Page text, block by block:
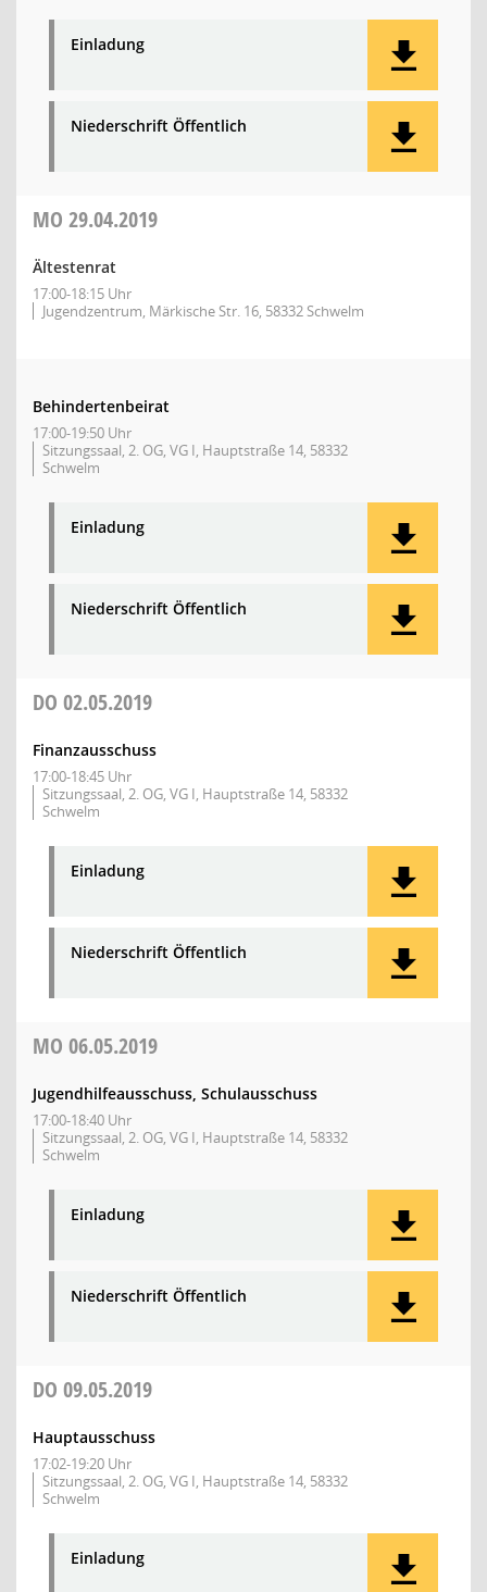
Einladung
Niederschrift Öffentlich
MO 29.04.2019
Ältestenrat
17:00-18:15 Uhr
Jugendzentrum, Märkische Str. 16, 58332 Schwelm
Behindertenbeirat
17:00-19:50 Uhr
Sitzungssaal, 2. OG, VG I, Hauptstraße 14, 58332
Schwelm
Einladung
Niederschrift Öffentlich
DO 02.05.2019
Finanzausschuss
17:00-18:45 Uhr
Sitzungssaal, 2. OG, VG I, Hauptstraße 14, 58332
Schwelm
Einladung
Niederschrift Öffentlich
MO 06.05.2019
Jugendhilfeausschuss, Schulausschuss
17:00-18:40 Uhr
Sitzungssaal, 2. OG, VG I, Hauptstraße 14, 58332
Schwelm
Einladung
Niederschrift Öffentlich
DO 09.05.2019
Hauptausschuss
17:02-19:20 Uhr
Sitzungssaal, 2. OG, VG I, Hauptstraße 14, 58332
Schwelm
Einladung